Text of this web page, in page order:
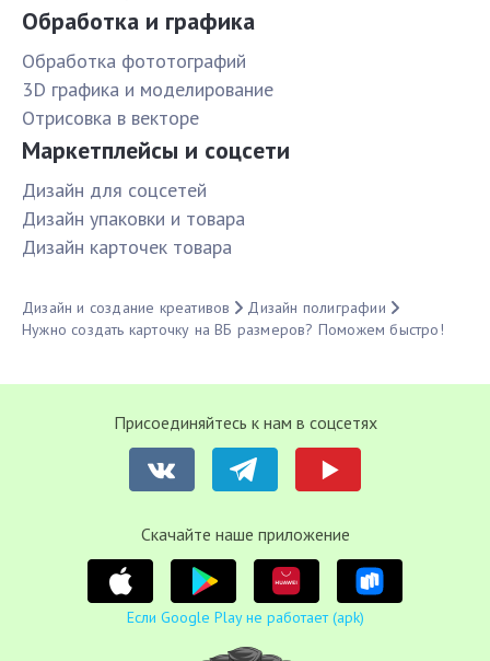
Обработка и графика
Обработка фототографий
3D графика и моделирование
Отрисовка в векторе
Маркетплейсы и соцсети
Дизайн для соцсетей
Дизайн упаковки и товара
Дизайн карточек товара
Дизайн и создание креативов
Дизайн полиграфии
Нужно создать карточку на ВБ размеров? Поможем быстро!
Присоединяйтесь к нам в соцсетях
Cкачайте наше приложение
Если Google Play не работает (apk)